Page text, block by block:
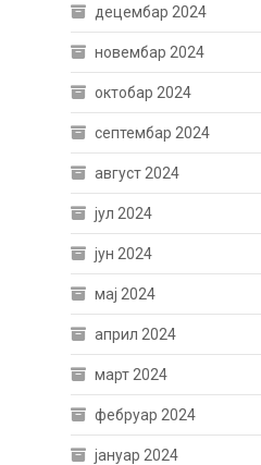
децембар 2024
новембар 2024
октобар 2024
септембар 2024
август 2024
јул 2024
јун 2024
мај 2024
април 2024
март 2024
фебруар 2024
јануар 2024